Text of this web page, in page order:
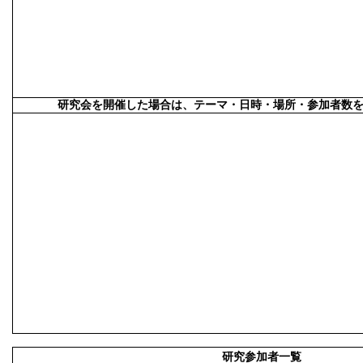
研究会を開催した場合は、テーマ・日時・場所・参加者数
研究参加者一覧